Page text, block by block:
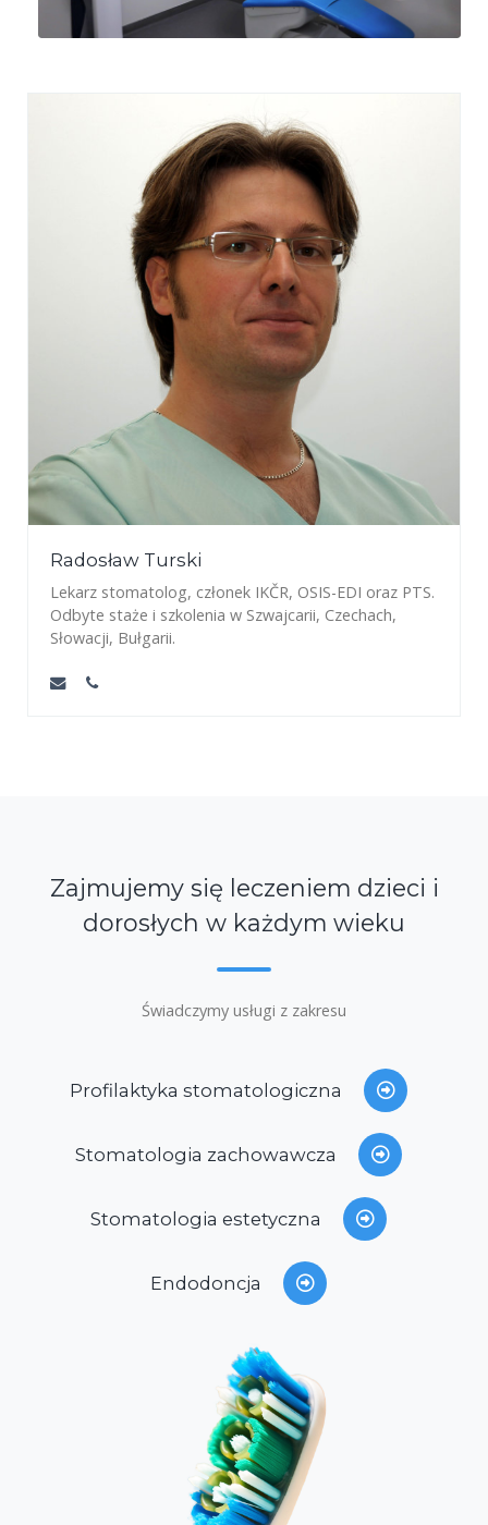
Radosław Turski
Lekarz stomatolog, członek IKČR, OSIS-EDI oraz PTS.
Odbyte staże i szkolenia w Szwajcarii, Czechach,
Słowacji, Bułgarii.
Zajmujemy się leczeniem dzieci i
dorosłych w każdym wieku
Świadczymy usługi z zakresu
Profilaktyka stomatologiczna
Stomatologia zachowawcza
Stomatologia estetyczna
Endodoncja